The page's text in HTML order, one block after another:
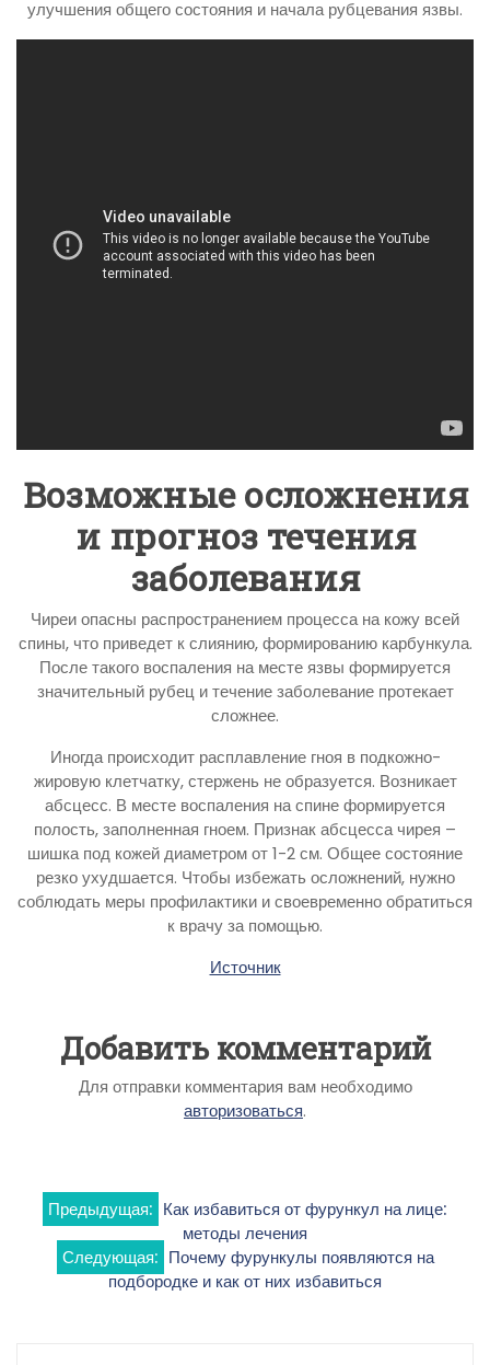
улучшения общего состояния и начала рубцевания язвы.
Возможные осложнения
и прогноз течения
заболевания
Чиреи опасны распространением процесса на кожу всей
спины, что приведет к слиянию, формированию карбункула.
После такого воспаления на месте язвы формируется
значительный рубец и течение заболевание протекает
сложнее.
Иногда происходит расплавление гноя в подкожно-
жировую клетчатку, стержень не образуется. Возникает
абсцесс. В месте воспаления на спине формируется
полость, заполненная гноем. Признак абсцесса чирея –
шишка под кожей диаметром от 1-2 см. Общее состояние
резко ухудшается. Чтобы избежать осложнений, нужно
соблюдать меры профилактики и своевременно обратиться
к врачу за помощью.
Источник
Добавить комментарий
Для отправки комментария вам необходимо
авторизоваться.
Навигация
записям
Предыдущая: Как избавиться от фурункул на лице:
методы лечения
Следующая: Почему фурункулы появляются на
подбородке и как от них избавиться